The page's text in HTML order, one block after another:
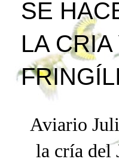
SE
LA
Aviario
la cría del